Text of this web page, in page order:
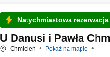
Natychmiastowa rezerwacja
U Danusi i Pawła
Chmieleń Pokaż na mapie